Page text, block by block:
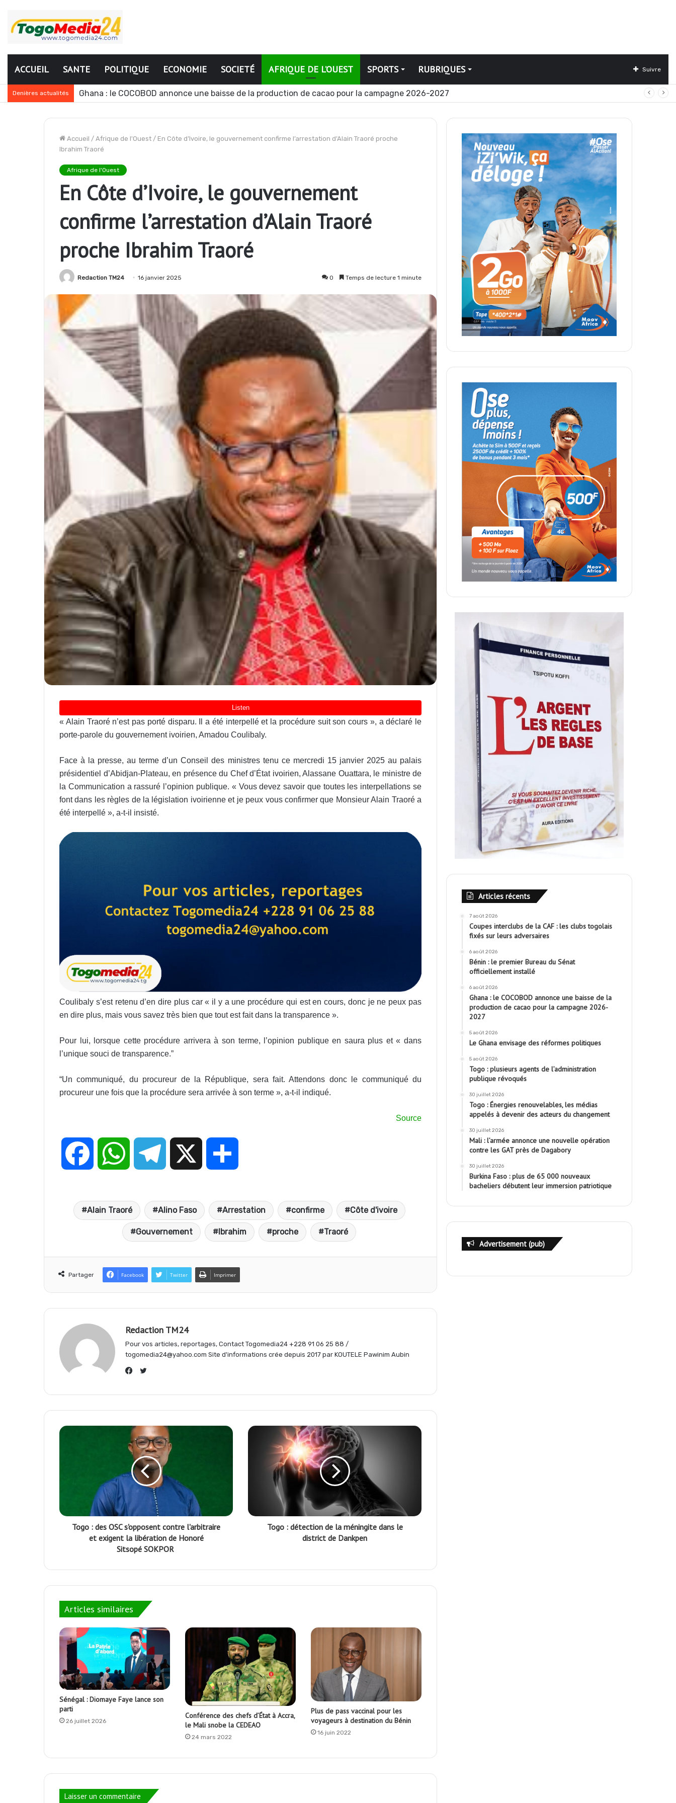
ACCUEIL SANTE POLITIQUE ECONOMIE SOCIETÉ AFRIQUE DE L’OUEST SPORTS RUBRIQUES Suivre
Denières actualités Ghana : le COCOBOD annonce une baisse de la production de cacao pour la campagne 2026-2027
Accueil / Afrique de l'Ouest / En Côte d’Ivoire, le gouvernement confirme l’arrestation d’Alain Traoré proche
Ibrahim Traoré
Afrique de l'Ouest
En Côte d’Ivoire, le gouvernement
confirme l’arrestation d’Alain Traoré
proche Ibrahim Traoré
Redaction TM24 16 janvier 2025 0 Temps de lecture 1 minute
« Alain Traoré n’est pas porté disparu. Il a été interpellé et la procédure suit son cours », a déclaré le
porte-parole du gouvernement ivoirien, Amadou Coulibaly.
Face à la presse, au terme d’un Conseil des ministres tenu ce mercredi 15 janvier 2025 au palais
présidentiel d’Abidjan-Plateau, en présence du Chef d’État ivoirien, Alassane Ouattara, le ministre de
la Communication a rassuré l’opinion publique. « Vous devez savoir que toutes les interpellations se
font dans les règles de la législation ivoirienne et je peux vous confirmer que Monsieur Alain Traoré a
été interpellé », a-t-il insisté.
Coulibaly s’est retenu d’en dire plus car « il y a une procédure qui est en cours, donc je ne peux pas
en dire plus, mais vous savez très bien que tout est fait dans la transparence ».
Pour lui, lorsque cette procédure arrivera à son terme, l’opinion publique en saura plus et « dans
l’unique souci de transparence.”
“Un communiqué, du procureur de la République, sera fait. Attendons donc le communiqué du
procureur une fois que la procédure sera arrivée à son terme », a-t-il indiqué.
Source
c
o
a
s
p
l
g
a
r
a
e
Alain Traoré Alino Faso Arrestation confirme Côte d'ivoire
Gouvernement Ibrahim proche Traoré
Partager Facebook Twitter Imprimer
Redaction TM24
Pour vos articles, reportages, Contact Togomedia24 +228 91 06 25 88 /
togomedia24@yahoo.com Site d'informations crée depuis 2017 par KOUTELE Pawinim Aubin
Twitter
Togo : des OSC s'opposent contre l'arbitraire
et exigent la libération de Honoré
Sitsopé SOKPOR
Togo : détection de la méningite dans le
district de Dankpen
Articles similaires
Sénégal : Diomaye Faye lance son
parti
26 juillet 2026
Conférence des chefs d’État à Accra,
le Mali snobe la CEDEAO
24 mars 2022
Plus de pass vaccinal pour les
voyageurs à destination du Bénin
16 juin 2022
Laisser un commentaire
Articles récents
7 août 2026
Coupes interclubs de la CAF : les clubs togolais
fixés sur leurs adversaires
6 août 2026
Bénin : le premier Bureau du Sénat
officiellement installé
6 août 2026
Ghana : le COCOBOD annonce une baisse de la
production de cacao pour la campagne 2026-
2027
5 août 2026
Le Ghana envisage des réformes politiques
5 août 2026
Togo : plusieurs agents de l’administration
publique révoqués
30 juillet 2026
Togo : Énergies renouvelables, les médias
appelés à devenir des acteurs du changement
30 juillet 2026
Mali : l’armée annonce une nouvelle opération
contre les GAT près de Dagabory
30 juillet 2026
Burkina Faso : plus de 65 000 nouveaux
bacheliers débutent leur immersion patriotique
Advertisement (pub)